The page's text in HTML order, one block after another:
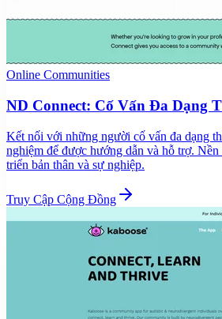
Online Communities
ND Connect: Cố Vấn Đa Dạng
Kết nối với những người cố vấn đa dạng
nghiệm để được hướng dẫn và hỗ trợ.
triển bản thân và sự nghiệp.
Truy Cập Cộng Đồng